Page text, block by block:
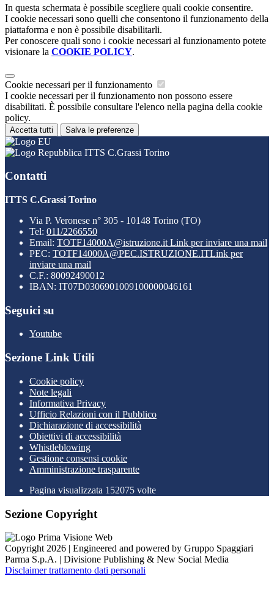
In questa schermata è possibile scegliere quali cookie consentire.
I cookie necessari sono quelli che consentono il funzionamento della
piattaforma e non è possibile disabilitarli.
Per conoscere quali sono i cookie necessari al funzionamento potete
visionare la COOKIE POLICY.
Cookie necessari per il funzionamento
I cookie necessari per il funzionamento non possono essere
disabilitati. È possibile consultare l'elenco nella pagina della cookie
policy.
Accetta tutti Salva le preferenze
ITTS C.Grassi Torino
Contatti
ITTS C.Grassi Torino
Via P. Veronese n° 305 - 10148 Torino (TO)
Tel: 011/2266550
Email: TOTF14000A@istruzione.it Link per inviare una mail
PEC: TOTF14000A@PEC.ISTRUZIONE.ITLink per
inviare una mail
C.F.: 80092490012
IBAN: IT07D0306901009100000046161
Seguici su
Youtube
Sezione Link Utili
Cookie policy
Note legali
Informativa Privacy
Ufficio Relazioni con il Pubblico
Dichiarazione di accessibilità
Obiettivi di accessibilità
Whistleblowing
Gestione consensi cookie
Amministrazione trasparente
Pagina visualizzata 152075 volte
Sezione Copyright
Copyright 2026 | Engineered and powered by Gruppo Spaggiari
Parma S.p.A. | Divisione Publishing & New Social Media
Disclaimer trattamento dati personali